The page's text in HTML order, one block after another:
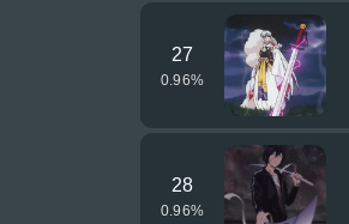
27
0.96%
28
0.96%